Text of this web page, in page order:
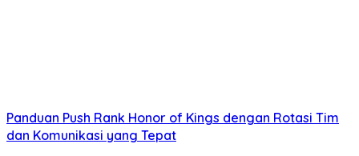
Panduan Push Rank Honor of Kings dengan Rotasi Tim
dan Komunikasi yang Tepat